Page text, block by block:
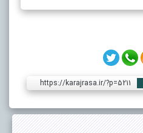
https://karajrasa.ir/?p=5211